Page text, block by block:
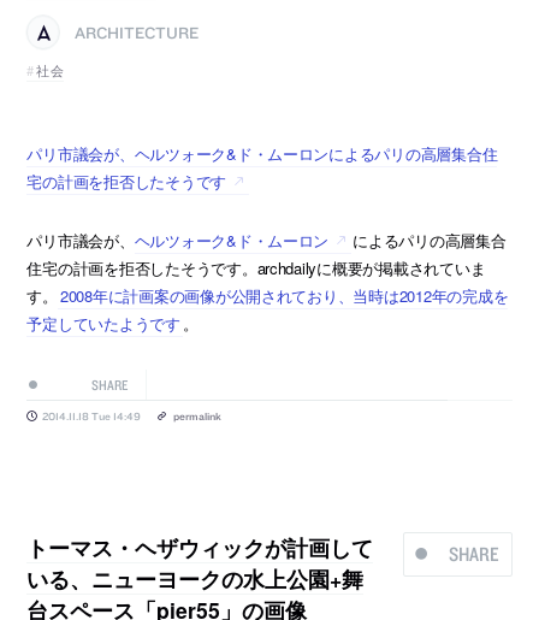
ARCHITECTURE
社会
パリ市議会が、ヘルツォーク&ド・ムーロンによるパリの高層集合住
宅の計画を拒否したそうです
パリ市議会が、 ヘルツォーク&ド・ムーロン
によるパリの高層集合
住宅の計画を拒否したそうです。archdailyに概要が掲載されていま
す。 2008年に計画案の画像が公開されており、当時は2012年の完成を
予定していたようです 。
SHARE
2014.11.18 Tue 14:49 permalink
SHARE
トーマス・ヘザウィックが計画して
いる、ニューヨークの水上公園+舞
台スペース「pier55」の画像